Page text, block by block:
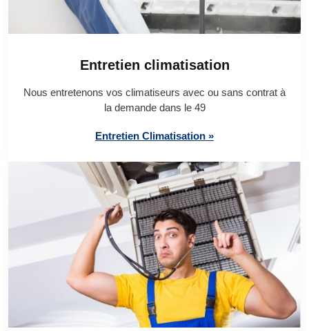
Entretien climatisation
Nous entretenons vos climatiseurs avec ou sans contrat à
la demande dans le 49
Entretien Climatisation »